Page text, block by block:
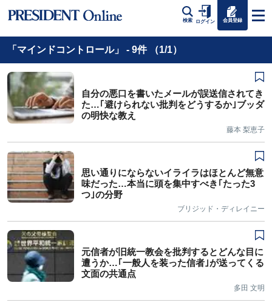
検索 ログイン 会員登録
「マインドコントロール」 - 9件 （1/1）
自分の悪口を書いたメールが誤送信されてき
た…｢避けられない批判をどうするか｣ブッダ
の明快な教え
藤本 梨恵子
思い通りにならないイライラはほとんど無意
味だった…本当に頭を集中すべき｢たった3
つ｣の分野
ブリジッド・ディレイニー
元信者が旧統一教会を批判するとどんな目に
遭うか…｢一般人を装った信者｣が送ってくる
文面の共通点
多田 文明